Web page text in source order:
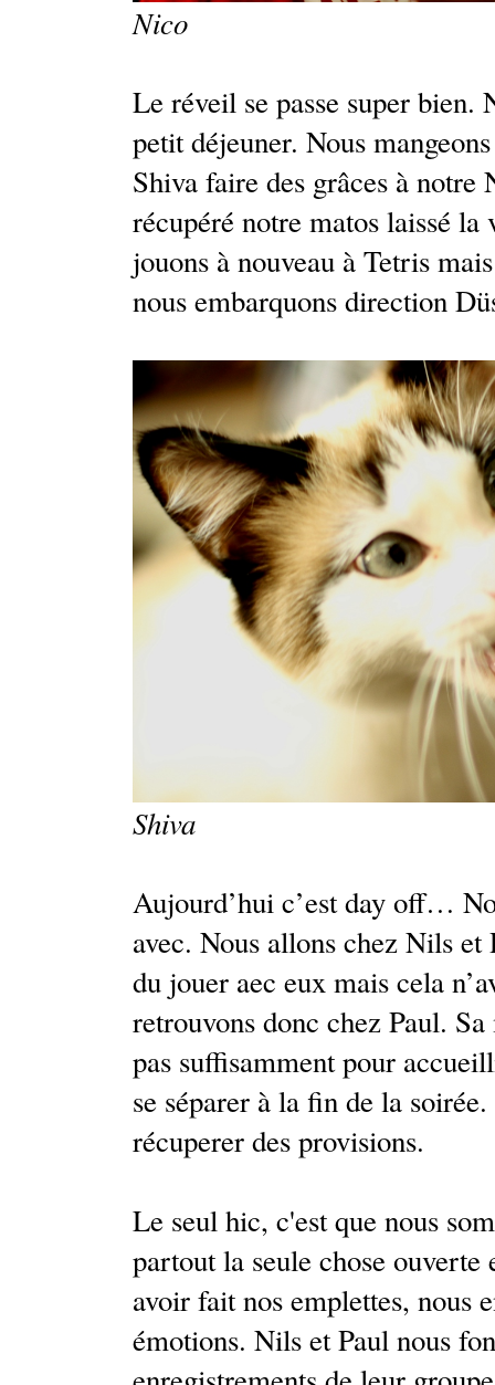
Nico
Le réveil se passe super
petit déjeuner. Nous
Shiva faire des grâces à
récupéré notre matos laissé
jouons à nouveau à Tetris
nous embarquons direction
Shiva
Aujourd’hui c’est day off…
avec. Nous allons chez Nils
du jouer aec eux mais cela
retrouvons donc chez Paul.
pas suffisamment pour
se séparer à la fin de la
récuperer des provisions.
Le seul hic, c'est que nous
partout la seule chose
avoir fait nos emplettes, nous
émotions. Nils et Paul nous